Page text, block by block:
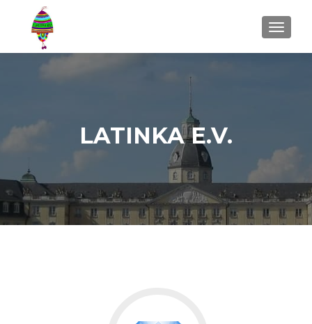
MENU
LATINKA E.V.